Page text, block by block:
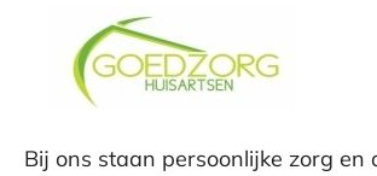
Bij ons staan persoonlijke zorg en